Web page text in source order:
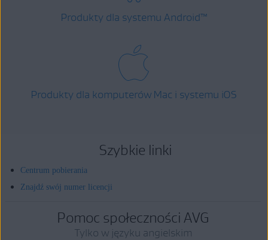
Produkty dla systemu Android™
Produkty dla komputerów Mac i systemu iOS
Szybkie linki
Centrum pobierania
Znajdź swój numer licencji
Pomoc społeczności AVG
Tylko w języku angielskim